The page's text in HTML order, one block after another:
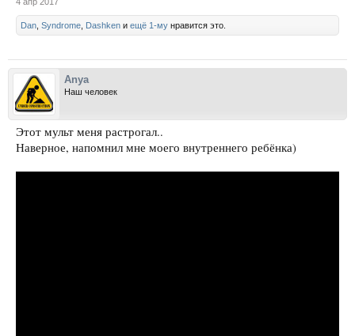
Dan Syndrome Dashken и ещё 1-му нравится это.
Anya
Наш человек
Этот мульт меня растрогал..
Наверное, напомнил мне моего внутреннего ребёнка)